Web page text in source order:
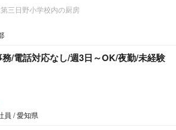
三日野小学校内の厨房
/電話対応なし/週3日～OK/夜勤/未経験
員 / 愛知県